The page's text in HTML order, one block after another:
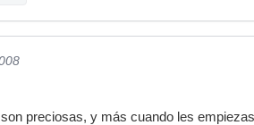
preciosas, y más cuando les